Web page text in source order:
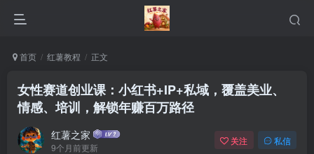
首页 红薯教程 正文
女性赛道创业课：小红书+IP+私域，覆盖美业、
情感、培训，解锁年赚百万路径
红薯之家
9个月前更新
关注 私信